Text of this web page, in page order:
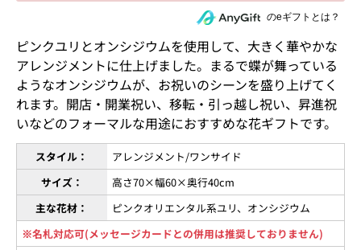
住所を知らない相手にeギフトで贈るのeギフトとは？
ピンクユリとオンシジウムを使用して、大きく華やかな
アレンジメントに仕上げました。まるで蝶が舞っている
ようなオンシジウムが、お祝いのシーンを盛り上げてく
れます。開店・開業祝い、移転・引っ越し祝い、昇進祝
いなどのフォーマルな用途におすすめな花ギフトです。
スタイル：
アレンジメント/ワンサイド
サイズ：
高さ70×幅60×奥行40cm
主な花材：
ピンクオリエンタル系ユリ、オンシジウム
※名札対応可(メッセージカードとの併用は推奨しておりません)